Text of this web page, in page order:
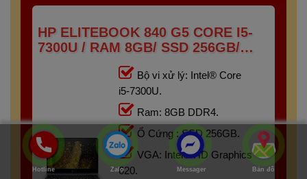
HP ELITEBOOK 840 G5 CORE I5-
7300U / RAM 8GB/ SSD 256GB/
FHD IPS 14 INCH
Bộ vi xử lý: Intel® Core
i5-7300U.
Ram: 8GB DDR4.
Ổ Cứng : SSD 256GB.
VGA: Intel® HD Graphics
620.
Hotline Zalo Messager Bản đồ